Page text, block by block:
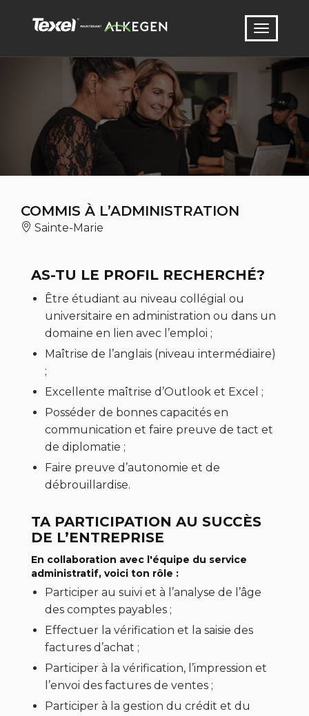
COMMIS À L’ADMINISTRATION
Sainte-Marie
AS-TU LE PROFIL RECHERCHÉ?
Être étudiant au niveau collégial ou
universitaire en administration ou dans un
domaine en lien avec l’emploi ;
Maîtrise de l’anglais (niveau intermédiaire)
;
Excellente maîtrise d’Outlook et Excel ;
Posséder de bonnes capacités en
communication et faire preuve de tact et
de diplomatie ;
Faire preuve d’autonomie et de
débrouillardise.
TA PARTICIPATION AU SUCCÈS
DE L’ENTREPRISE
En collaboration avec l'équipe du service
administratif, voici ton rôle :
Participer au suivi et à l’analyse de l’âge
des comptes payables ;
Effectuer la vérification et la saisie des
factures d’achat ;
Participer à la vérification, l’impression et
l’envoi des factures de ventes ;
Participer à la gestion du crédit et du